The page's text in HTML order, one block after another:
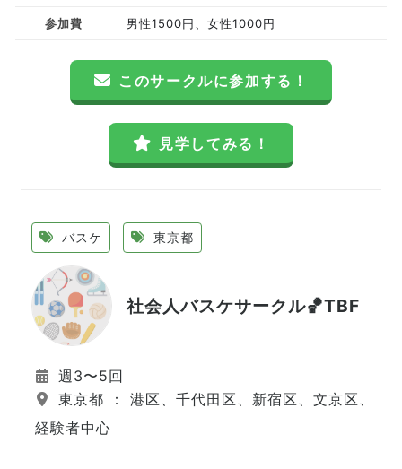
参加費 男性1500円、女性1000円
このサークルに参加する！
見学してみる！
バスケ 東京都
社会人バスケサークル🏀TBF
週3〜5回
東京都 ： 港区、千代田区、新宿区、文京区、江
経験者中心